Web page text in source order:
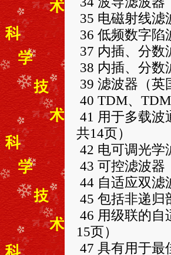
35 电磁射线滤
36 低频数字陷
37 内插、分数
38 内插、分数
39 滤波器（英
40 TDM、
41 用于多载波
共14页）
42 电可调光学
43 可控滤波器
44 自适应双滤
45 包括非递归
46 用级联的自
15页）
47 具有用于最